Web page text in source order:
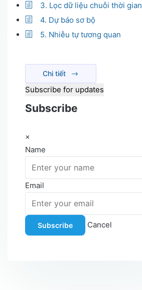
3. Lọc dữ liệu chuỗi thời gian
4. Dự báo sơ bộ
5. Nhiễu tự tương quan
Chi tiết
Subscribe for updates
Subscribe
×
Name
Email
Subscribe Cancel